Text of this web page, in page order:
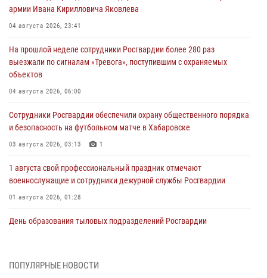
армии Ивана Кирилловича Яковлева
04 августа 2026, 23:41
На прошлой неделе сотрудники Росгвардии более 280 раз
выезжали по сигналам «Тревога», поступившим с охраняемых
объектов
04 августа 2026, 06:00
Сотрудники Росгвардии обеспечили охрану общественного порядка
и безопасность на футбольном матче в Хабаровске
03 августа 2026, 03:13 1
1 августа свой профессиональный праздник отмечают
военнослужащие и сотрудники дежурной службы Росгвардии
01 августа 2026, 01:28
День образования тыловых подразделений Росгвардии
В Управлении Росгвардии по Хабаровскому краю состоялось
ПОПУЛЯРНЫЕ НОВОСТИ